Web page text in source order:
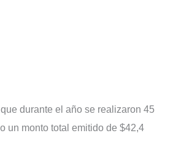
durante el año se realizaron 45
un monto total emitido de $42,4